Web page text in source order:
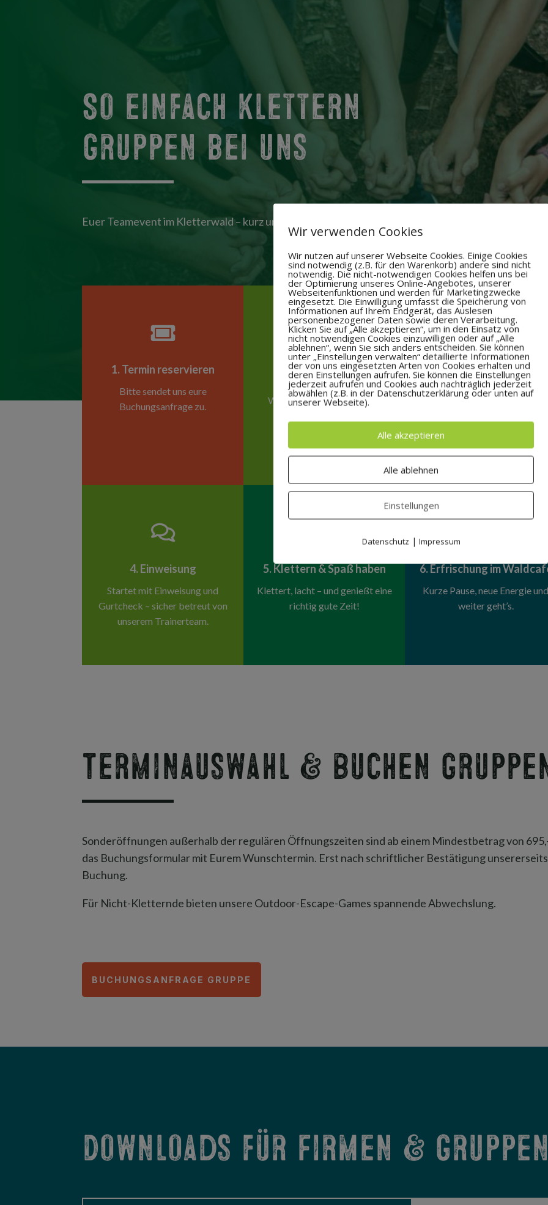
So einfach klettern
Gruppen bei uns
Euer Teamevent im Kletterwald – kurz und knapp erklärt.

1. Termin reservieren
Bitte sendet uns eure
Buchungsanfrage zu.

2. Sachen packen
Weitere Infos

3. Check-in an Kasse
Eure Kletterausrüstung liegt

4. Einweisung
Startet mit Einweisung und
Gurtcheck – sicher betreut von
unserem Trainerteam.
5. Klettern & Spaß haben
Klettert, lacht – und genießt eine
richtig gute Zeit!
6. Erfrischung im
Kurze Pause, neue Energie
weiter geht’s.
Terminauswahl & Buchen
Sonderöffnungen außerhalb der regulären Öffnungszeiten sind ab einem Mindestbetrag von
das Buchungsformular mit Eurem Wunschtermin. Erst nach schriftlicher Bestätigung
Buchung.
Für Nicht-Kletternde bieten unsere Outdoor-Escape-Games spannende Abwechslung.
BUCHUNGSANFRAGE GRUPPE
Downloads für Firmen &
Wir verwenden Cookies
Wir nutzen auf unserer Webseite Cookies. Einige Cookies
sind notwendig (z.B. für den Warenkorb) andere sind nicht
notwendig. Die nicht-notwendigen Cookies helfen uns bei
der Optimierung unseres Online-Angebotes, unserer
Webseitenfunktionen und werden für Marketingzwecke
eingesetzt. Die Einwilligung umfasst die Speicherung von
Informationen auf Ihrem Endgerät, das Auslesen
personenbezogener Daten sowie deren Verarbeitung.
Klicken Sie auf „Alle akzeptieren“, um in den Einsatz von
nicht notwendigen Cookies einzuwilligen oder auf „Alle
ablehnen“, wenn Sie sich anders entscheiden. Sie können
unter „Einstellungen verwalten“ detaillierte Informationen
der von uns eingesetzten Arten von Cookies erhalten und
deren Einstellungen aufrufen. Sie können die Einstellungen
jederzeit aufrufen und Cookies auch nachträglich jederzeit
abwählen (z.B. in der Datenschutzerklärung oder unten auf
unserer Webseite).
Alle akzeptieren
Alle ablehnen
Einstellungen
Datenschutz | Impressum